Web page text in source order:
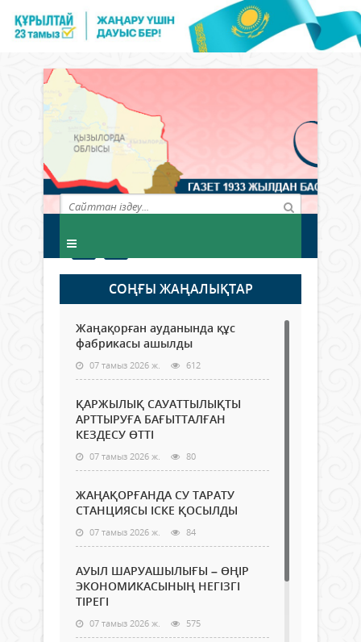
СОҢҒЫ ЖАҢАЛЫҚТАР
Жаңақорған ауданында құс
фабрикасы ашылды
07 тамыз 2026 ж. 612
ҚАРЖЫЛЫҚ САУАТТЫЛЫҚТЫ
АРТТЫРУҒА БАҒЫТТАЛҒАН
КЕЗДЕСУ ӨТТІ
07 тамыз 2026 ж. 80
ЖАҢАҚОРҒАНДА СУ ТАРАТУ
СТАНЦИЯСЫ ІСКЕ ҚОСЫЛДЫ
07 тамыз 2026 ж. 84
АУЫЛ ШАРУАШЫЛЫҒЫ – ӨҢІР
ЭКОНОМИКАСЫНЫҢ НЕГІЗГІ
ТІРЕГІ
07 тамыз 2026 ж. 575